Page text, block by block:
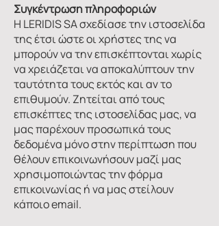
Συγκέντρωση πληροφοριών
Η LERIDIS SA σχεδίασε την ιστοσελίδα
της έτσι ώστε οι χρήστες της να
μπορούν να την επισκέπτονται χωρίς
να χρειάζεται να αποκαλύπτουν την
ταυτότητα τους εκτός και αν το
επιθυμούν. Ζητείται από τους
επισκέπτες της ιστοσελίδας μας, να
μας παρέχουν προσωπικά τους
δεδομένα μόνο στην περίπτωση που
θέλουν επικοινωνήσουν μαζί μας
χρησιμοποιώντας την φόρμα
επικοινωνίας ή να μας στείλουν
κάποιο email.